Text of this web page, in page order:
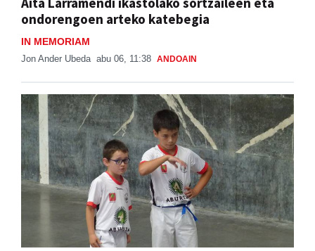
ondorengoen arteko katebegia
IN MEMORIAM
Jon Ander Ubeda abu 06, 11:38 ANDOAIN